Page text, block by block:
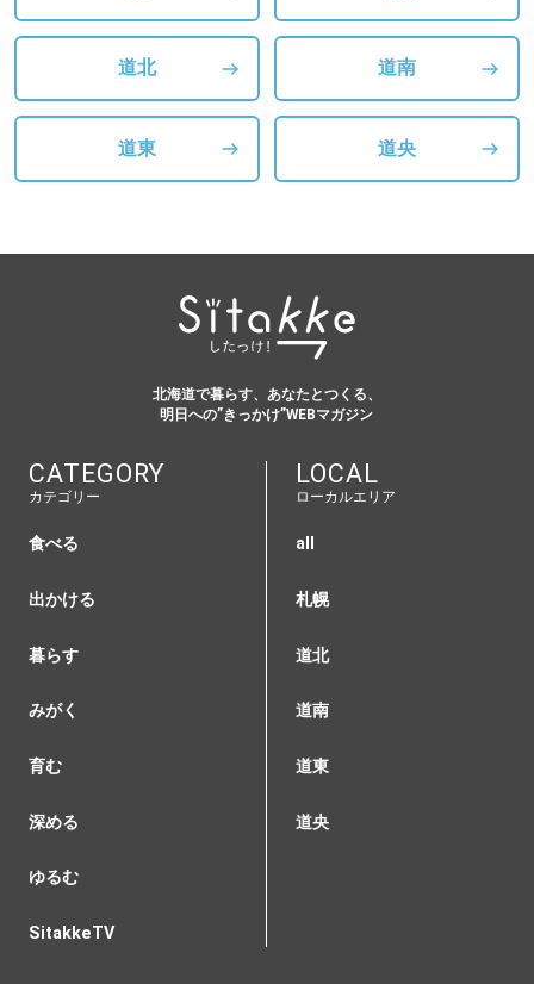
道北 道南
道東 道央
北海道で暮らす、あなたとつくる、
明日への”きっかけ”WEBマガジン
CATEGORY
カテゴリー
食べる
出かける
暮らす
みがく
育む
深める
ゆるむ
SitakkeTV
LOCAL
ローカルエリア
all
札幌
道北
道南
道東
道央